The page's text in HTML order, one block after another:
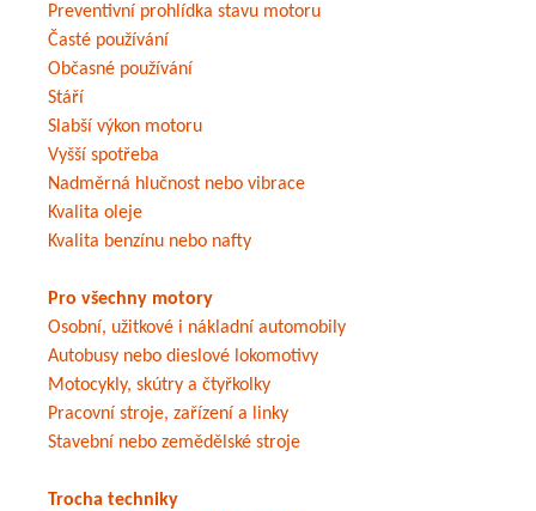
Preventivní prohlídka stavu motoru
Časté používání
Občasné používání
Stáří
Slabší výkon motoru
Vyšší spotřeba
Nadměrná hlučnost nebo vibrace
Kvalita oleje
Kvalita benzínu nebo nafty
Pro všechny motory
Osobní, užitkové i nákladní automobily
Autobusy nebo dieslové lokomotivy
Motocykly, skútry a čtyřkolky
Pracovní stroje, zařízení a linky
Stavební nebo zemědělské stroje
Trocha techniky